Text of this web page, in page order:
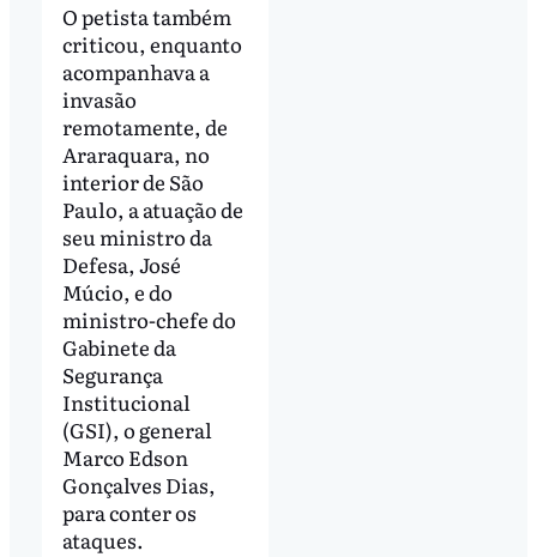
O petista também
criticou, enquanto
acompanhava a
invasão
remotamente, de
Araraquara, no
interior de São
Paulo, a atuação de
seu ministro da
Defesa, José
Múcio, e do
ministro-chefe do
Gabinete da
Segurança
Institucional
(GSI), o general
Marco Edson
Gonçalves Dias,
para conter os
ataques.